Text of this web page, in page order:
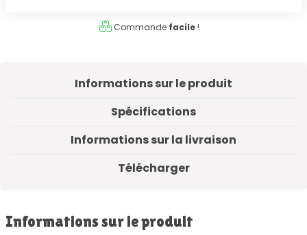
Commande facile!
Informations sur le produit
Spécifications
Informations sur la livraison
Télécharger
Informations sur le produit